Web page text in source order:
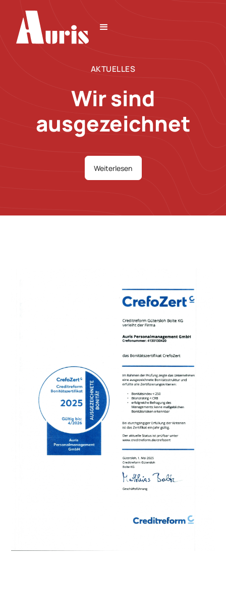
AKTUELLES
Wir sind
ausgezeichnet
Weiterlesen